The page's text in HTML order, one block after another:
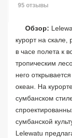
Обзор:
курорт на
в часе полета к
тропическим
него
океан. На
сумбанском
сумбанской
Lelewatu
95 отзывы